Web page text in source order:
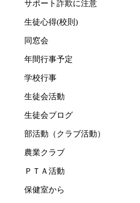
サポート詐欺に注意
生徒心得(校則)
同窓会
年間行事予定
学校行事
生徒会活動
生徒会ブログ
部活動（クラブ活動）
農業クラブ
ＰＴＡ活動
保健室から